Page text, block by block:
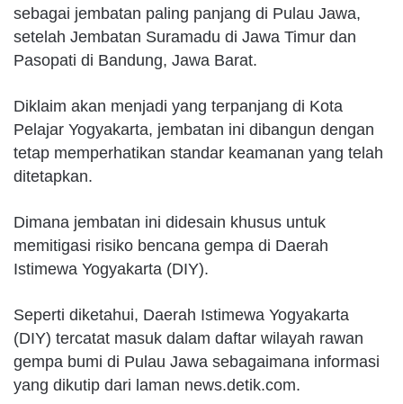
sebagai jembatan paling panjang di Pulau Jawa,
setelah Jembatan Suramadu di Jawa Timur dan
Pasopati di Bandung, Jawa Barat.
Diklaim akan menjadi yang terpanjang di Kota
Pelajar Yogyakarta, jembatan ini dibangun dengan
tetap memperhatikan standar keamanan yang telah
ditetapkan.
Dimana jembatan ini didesain khusus untuk
memitigasi risiko bencana gempa di Daerah
Istimewa Yogyakarta (DIY).
Seperti diketahui, Daerah Istimewa Yogyakarta
(DIY) tercatat masuk dalam daftar wilayah rawan
gempa bumi di Pulau Jawa sebagaimana informasi
yang dikutip dari laman news.detik.com.